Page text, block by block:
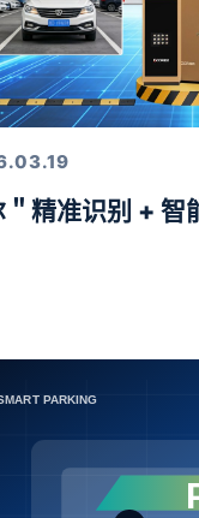
满举行
＂精准识别 + 智